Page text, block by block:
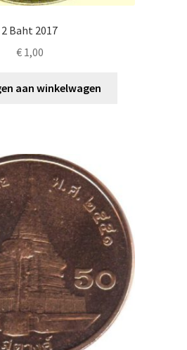
2 Baht 2017
€1,00
aan winkelwagen